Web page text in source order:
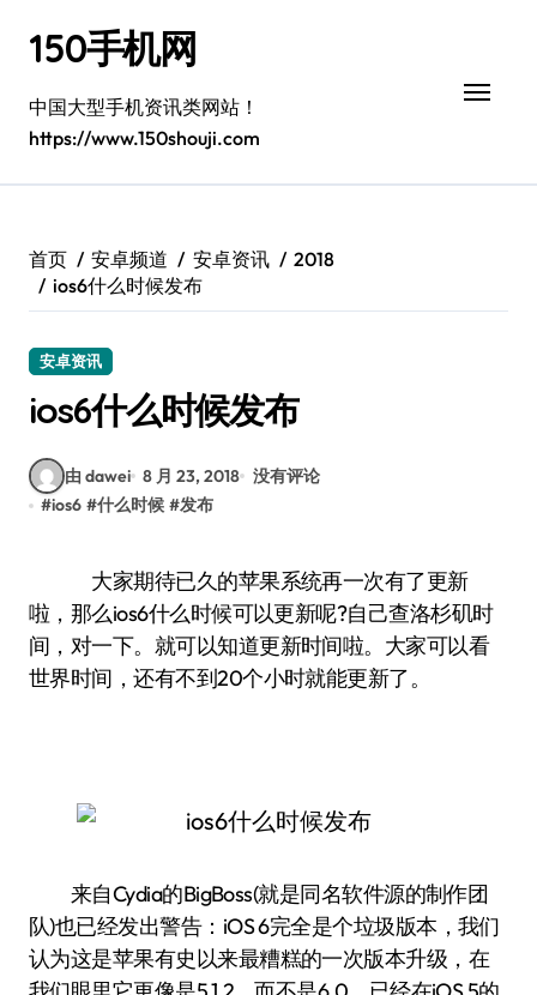
150手机网
中国大型手机资讯类网站！
https://www.150shouji.com
首页 安卓频道 安卓资讯
2018
ios6什么时候发布
安卓资讯
ios6什么时候发布
由 dawei 8 月 23, 2018 没有评论
#ios6 #什么时候 #发布
大家期待已久的苹果系统再一次有了更新
啦，那么ios6什么时候可以更新呢?自己查洛杉矶时
间，对一下。就可以知道更新时间啦。大家可以看
世界时间，还有不到20个小时就能更新了。
来自Cydia的BigBoss(就是同名软件源的制作团
队)也已经发出警告：iOS 6完全是个垃圾版本，我们
认为这是苹果有史以来最糟糕的一次版本升级，在